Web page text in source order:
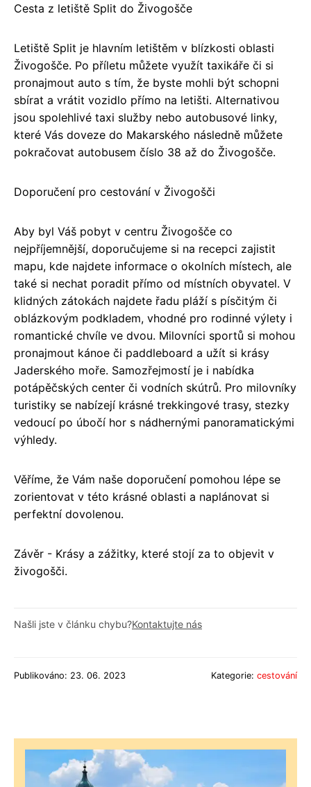
Cesta z letiště Split do Živogošče
Letiště Split je hlavním letištěm v blízkosti oblasti
Živogošče. Po příletu můžete využít taxikáře či si
pronajmout auto s tím, že byste mohli být schopni
sbírat a vrátit vozidlo přímo na letišti. Alternativou
jsou spolehlivé taxi služby nebo autobusové linky,
které Vás doveze do Makarského následně můžete
pokračovat autobusem číslo 38 až do Živogošče.
Doporučení pro cestování v Živogošči
Aby byl Váš pobyt v centru Živogošče co
nejpříjemnější, doporučujeme si na recepci zajistit
mapu, kde najdete informace o okolních místech, ale
také si nechat poradit přímo od místních obyvatel. V
klidných zátokách najdete řadu pláží s písčitým či
oblázkovým podkladem, vhodné pro rodinné výlety i
romantické chvíle ve dvou. Milovníci sportů si mohou
pronajmout kánoe či paddleboard a užít si krásy
Jaderského moře. Samozřejmostí je i nabídka
potápěčských center či vodních skútrů. Pro milovníky
turistiky se nabízejí krásné trekkingové trasy, stezky
vedoucí po úbočí hor s nádhernými panoramatickými
výhledy.
Věříme, že Vám naše doporučení pomohou lépe se
zorientovat v této krásné oblasti a naplánovat si
perfektní dovolenou.
Závěr - Krásy a zážitky, které stojí za to objevit v
živogošči.
Našli jste v článku chybu?Kontaktujte nás
Publikováno: 23. 06. 2023 Kategorie: cestování